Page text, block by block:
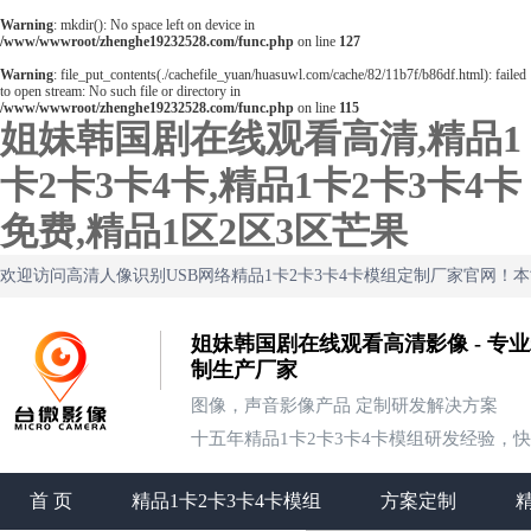
Warning: mkdir(): No space left on device in
/www/wwwroot/zhenghe19232528.com/func.php on line 127
Warning: file_put_contents(./cachefile_yuan/huasuwl.com/cache/82/11b7f/b86df.html): failed
to open stream: No such file or directory in
/www/wwwroot/zhenghe19232528.com/func.php on line 115
姐妹韩国剧在线观看高清,精品1
卡2卡3卡4卡,精品1卡2卡3卡4卡
免费,精品1区2区3区芒果
欢迎访问高清人像识别USB网络精品1卡2卡3卡4卡模组定制厂家官网！
姐妹韩国剧在线观看高清影像 - 专
制生产厂家
图像，声音影像产品 定制研发解决方案
十五年精品1卡2卡3卡4卡模组研发经验，
首 页 精品1卡2卡3卡4卡模组 方案定制